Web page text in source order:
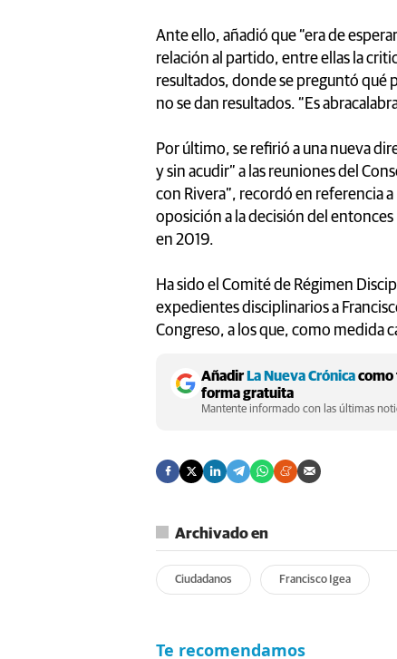
Ante ello, añadió que “era de
relación al partido, entre ellas la
resultados, donde se preguntó qué
no se dan resultados. “Es
Por último, se refirió a una nueva
y sin acudir” a las reuniones del
con Rivera”, recordó en referencia
oposición a la decisión del
en 2019.
Ha sido el Comité de Régimen
expedientes disciplinarios a
Congreso, a los que, como medida
AñadirLa Nueva Crónicacomo
forma gratuita
Mantente informado con las últimas
Archivado en
Ciudadanos Francisco Igea